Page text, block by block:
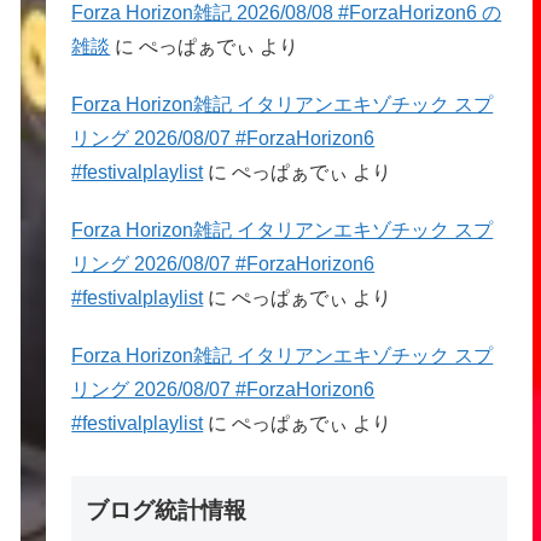
Forza Horizon雑記 2026/08/08 #ForzaHorizon6 の
雑談 にぺっぱぁでぃ より
Forza Horizon雑記 イタリアンエキゾチック スプ
リング 2026/08/07 #ForzaHorizon6
#festivalplaylistにぺっぱぁでぃ より
Forza Horizon雑記 イタリアンエキゾチック スプ
リング 2026/08/07 #ForzaHorizon6
#festivalplaylistにぺっぱぁでぃ より
Forza Horizon雑記 イタリアンエキゾチック スプ
リング 2026/08/07 #ForzaHorizon6
#festivalplaylistにぺっぱぁでぃ より
ブログ統計情報